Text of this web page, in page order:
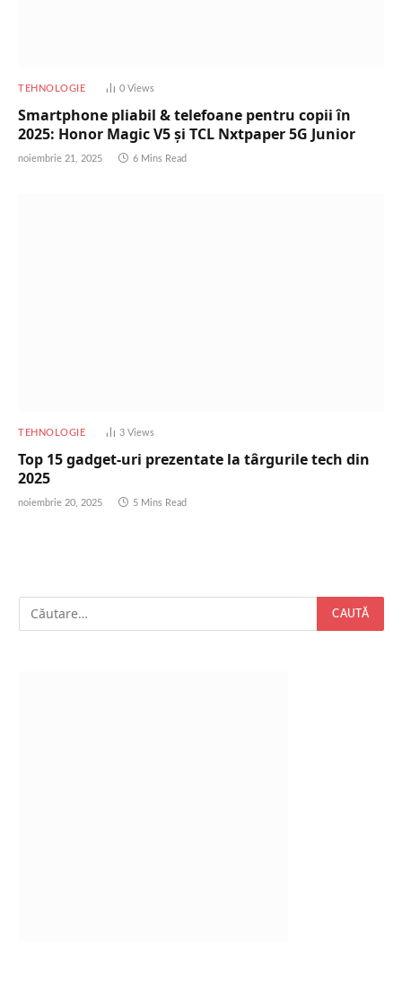
TEHNOLOGIE 0 Views
Smartphone pliabil & telefoane pentru copii în
2025: Honor Magic V5 și TCL Nxtpaper 5G Junior
noiembrie 21, 2025 6 Mins Read
TEHNOLOGIE 3 Views
Top 15 gadget-uri prezentate la târgurile tech din
2025
noiembrie 20, 2025 5 Mins Read